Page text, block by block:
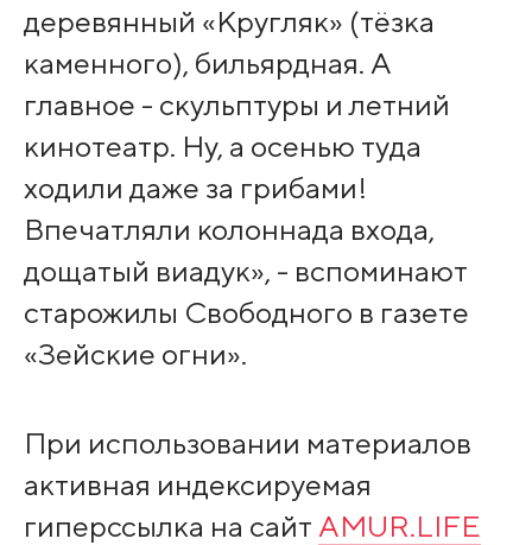
деревянный «Кругляк» (тёзка
каменного), бильярдная. А
главное - скульптуры и летний
кинотеатр. Ну, а осенью туда
ходили даже за грибами!
Впечатляли колоннада входа,
дощатый виадук», - вспоминают
старожилы Свободного в газете
«Зейские огни».
При использовании материалов
активная индексируемая
гиперссылка на сайт AMUR.LIFE